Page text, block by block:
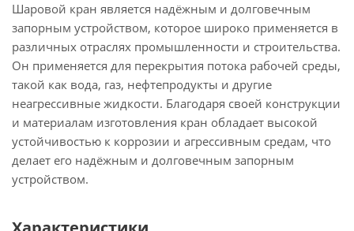
Шаровой кран является надёжным и долговечным
запорным устройством, которое широко применяется в
различных отраслях промышленности и строительства.
Он применяется для перекрытия потока рабочей среды,
такой как вода, газ, нефтепродукты и другие
неагрессивные жидкости. Благодаря своей конструкции
и материалам изготовления кран обладает высокой
устойчивостью к коррозии и агрессивным средам, что
делает его надёжным и долговечным запорным
устройством.